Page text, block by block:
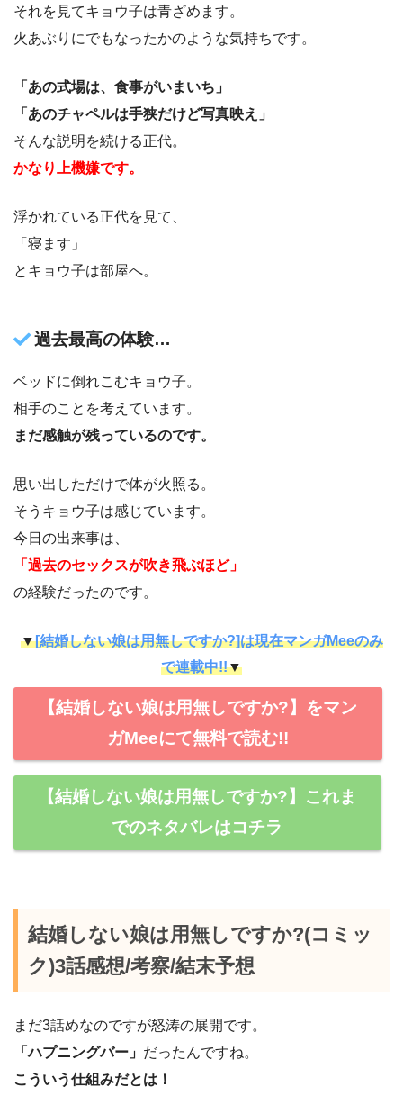
それを見てキョウ子は青ざめます。
火あぶりにでもなったかのような気持ちです。
「あの式場は、食事がいまいち」
「あのチャペルは手狭だけど写真映え」
そんな説明を続ける正代。
かなり上機嫌です。
浮かれている正代を見て、
「寝ます」
とキョウ子は部屋へ。
過去最高の体験…
ベッドに倒れこむキョウ子。
相手のことを考えています。
まだ感触が残っているのです。
思い出しただけで体が火照る。
そうキョウ子は感じています。
今日の出来事は、
「過去のセックスが吹き飛ぶほど」
の経験だったのです。
▼[結婚しない娘は用無しですか?]は現在マンガMeeのみ
で連載中!!▼
【結婚しない娘は用無しですか?】をマン
ガMeeにて無料で読む!!
【結婚しない娘は用無しですか?】これま
でのネタバレはコチラ
結婚しない娘は用無しですか?(コミッ
ク)3話感想/考察/結末予想
まだ3話めなのですが怒涛の展開です。
「ハプニングバー」 だったんですね。
こういう仕組みだとは！